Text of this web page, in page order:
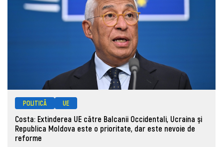
POLITICĂ UE
Costa: Extinderea UE către Balcanii Occidentali, Ucraina şi
Republica Moldova este o prioritate, dar este nevoie de
reforme